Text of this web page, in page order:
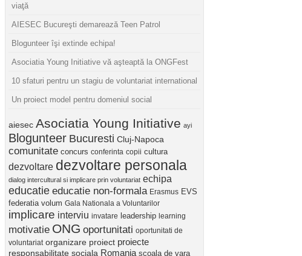
viaţă
AIESEC Bucureşti demarează Teen Patrol
Blogunteer îşi extinde echipa!
Asociatia Young Initiative vă aşteaptă la ONGFest
10 sfaturi pentru un stagiu de voluntariat international
Un proiect model pentru domeniul social
aiesec Asociatia Young Initiative ayi
Blogunteer Bucuresti Cluj-Napoca
comunitate concurs conferinta copii cultura
dezvoltare dezvoltare personala
dialog intercultural si implicare prin voluntariat echipa
educatie educatie non-formala Erasmus EVS
federatia volum Gala Nationala a Voluntarilor
implicare interviu invatare leadership learning
motivatie ONG oportunitati oportunitati de
voluntariat organizare proiect proiecte
responsabilitate sociala Romania scoala de vara